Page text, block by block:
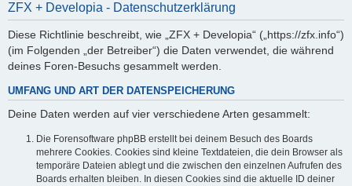
ZFX + Developia - Datenschutzerklärung
Diese Richtlinie beschreibt, wie „ZFX + Developia“ („https://zfx.info“)
(im Folgenden „der Betreiber“) die Daten verwendet, die während
deines Foren-Besuchs gesammelt werden.
UMFANG UND ART DER DATENSPEICHERUNG
Deine Daten werden auf vier verschiedene Arten gesammelt:
Die Forensoftware phpBB erstellt bei deinem Besuch des Boards
mehrere Cookies. Cookies sind kleine Textdateien, die dein Browser als
temporäre Dateien ablegt und die zwischen den einzelnen Aufrufen des
Boards erhalten bleiben. In diesen Cookies sind die aktuelle ID deiner